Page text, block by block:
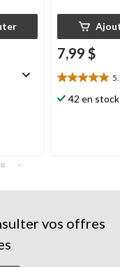
7,99 $
5.0
étoile(s)
42 en stock
vos offres